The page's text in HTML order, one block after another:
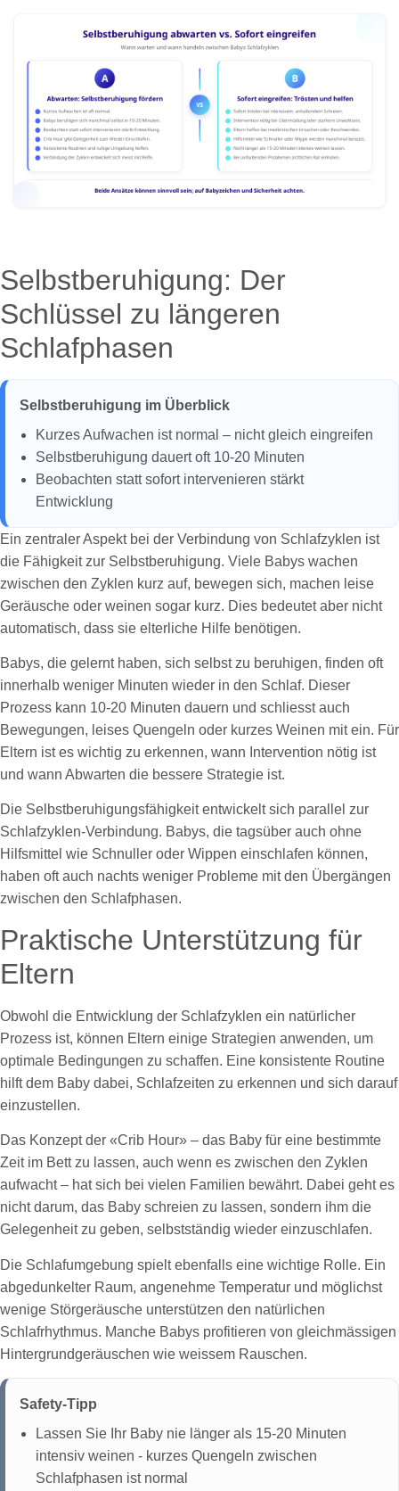
Selbstberuhigung: Der
Schlüssel zu längeren
Schlafphasen
Selbstberuhigung im Überblick
Kurzes Aufwachen ist normal – nicht gleich eingreifen
Selbstberuhigung dauert oft 10-20 Minuten
Beobachten statt sofort intervenieren stärkt
Entwicklung
Ein zentraler Aspekt bei der Verbindung von Schlafzyklen ist
die Fähigkeit zur Selbstberuhigung. Viele Babys wachen
zwischen den Zyklen kurz auf, bewegen sich, machen leise
Geräusche oder weinen sogar kurz. Dies bedeutet aber nicht
automatisch, dass sie elterliche Hilfe benötigen.
Babys, die gelernt haben, sich selbst zu beruhigen, finden oft
innerhalb weniger Minuten wieder in den Schlaf. Dieser
Prozess kann 10-20 Minuten dauern und schliesst auch
Bewegungen, leises Quengeln oder kurzes Weinen mit ein. Für
Eltern ist es wichtig zu erkennen, wann Intervention nötig ist
und wann Abwarten die bessere Strategie ist.
Die Selbstberuhigungsfähigkeit entwickelt sich parallel zur
Schlafzyklen-Verbindung. Babys, die tagsüber auch ohne
Hilfsmittel wie Schnuller oder Wippen einschlafen können,
haben oft auch nachts weniger Probleme mit den Übergängen
zwischen den Schlafphasen.
Praktische Unterstützung für
Eltern
Obwohl die Entwicklung der Schlafzyklen ein natürlicher
Prozess ist, können Eltern einige Strategien anwenden, um
optimale Bedingungen zu schaffen. Eine konsistente Routine
hilft dem Baby dabei, Schlafzeiten zu erkennen und sich darauf
einzustellen.
Das Konzept der «Crib Hour» – das Baby für eine bestimmte
Zeit im Bett zu lassen, auch wenn es zwischen den Zyklen
aufwacht – hat sich bei vielen Familien bewährt. Dabei geht es
nicht darum, das Baby schreien zu lassen, sondern ihm die
Gelegenheit zu geben, selbstständig wieder einzuschlafen.
Die Schlafumgebung spielt ebenfalls eine wichtige Rolle. Ein
abgedunkelter Raum, angenehme Temperatur und möglichst
wenige Störgeräusche unterstützen den natürlichen
Schlafrhythmus. Manche Babys profitieren von gleichmässigen
Hintergrundgeräuschen wie weissem Rauschen.
Safety-Tipp
Lassen Sie Ihr Baby nie länger als 15-20 Minuten
intensiv weinen - kurzes Quengeln zwischen
Schlafphasen ist normal